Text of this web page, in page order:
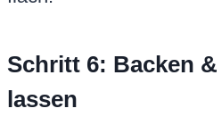
Schritt 6: Backen
lassen